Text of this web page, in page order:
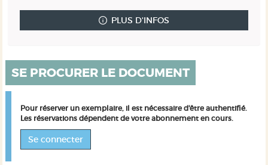
PLUS D'INFOS
SE PROCURER LE DOCUMENT
Pour réserver un exemplaire, il est nécessaire d'être authentifié.
Les réservations dépendent de votre abonnement en cours.
Se connecter